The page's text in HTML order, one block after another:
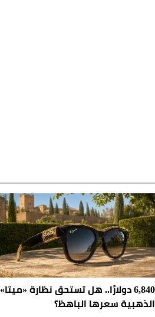
6,840 دولارًا.. هل تستحق نظارة «ميتا»
الذهبية سعرها الباهظ؟